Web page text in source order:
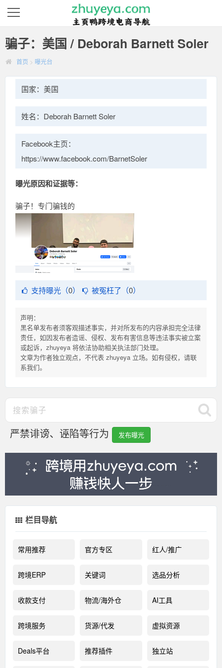
骗子：美国 / Deborah Barnett Soler
首页 > 曝光台
国家：美国
姓名：Deborah Barnett Soler
Facebook主页：
https://www.facebook.com/BarnetSoler
曝光原因和证据等：
骗子！专门骗钱的
支持曝光（0） 被冤枉了（0）
声明：
黑名单发布者须客观描述事实，并对所发布的内容承担完全法律
责任，如因发布者造谣、侵权、发布有害信息等违法事实被立案
或起诉，zhuyeya 将依法协助相关执法部门处理。
文章为作者独立观点，不代表 zhuyeya 立场。如有侵权，请联
系我们。
严禁诽谤、诬陷等行为 发布曝光
栏目导航
常用推荐 官方专区 红人/推广
跨境ERP 关键词 选品分析
收款支付 物流/海外仓 AI工具
跨境服务 货源/代发 虚拟资源
Deals平台 推荐插件 独立站